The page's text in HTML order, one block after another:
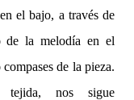
el bajo, a través de
de la melodía en el
de la pieza.
tejida, nos sigue